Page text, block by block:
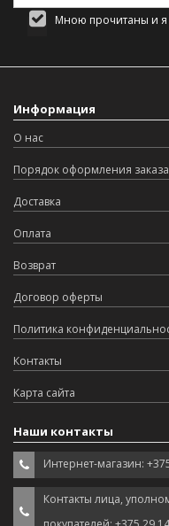
Мною прочитаны и я
Информация
О нас
Порядок оформления заказа
Доставка
Оплата
Возврат
Договор оферты
Политика
Контакты
Карта сайта
Наши контакты
Интернет-магазин:
Контакты лица,